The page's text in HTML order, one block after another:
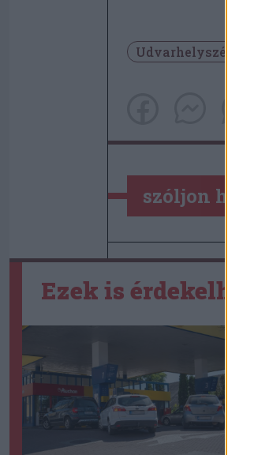
Udvarhelyszék
szóljon hozzá!
Ezek is érdekelhetik